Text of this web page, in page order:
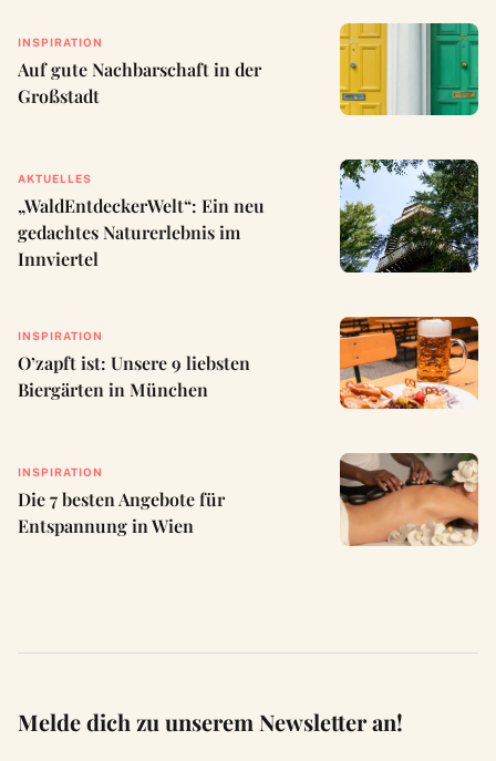
INSPIRATION
Auf gute Nachbarschaft in der
Großstadt
AKTUELLES
„WaldEntdeckerWelt“: Ein neu
gedachtes Naturerlebnis im
Innviertel
INSPIRATION
O’zapft ist: Unsere 9 liebsten
Biergärten in München
INSPIRATION
Die 7 besten Angebote für
Entspannung in Wien
Melde dich zu unserem Newsletter an!